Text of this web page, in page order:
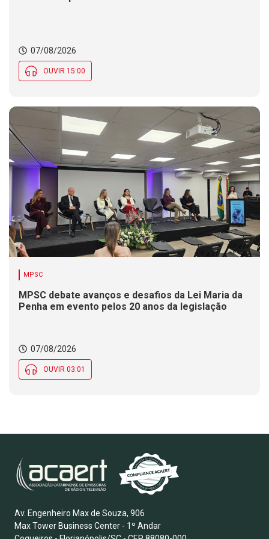
07/08/2026
OUVIR 15:00
MPSC
MPSC debate avanços e desafios da Lei Maria da
Penha em evento pelos 20 anos da legislação
07/08/2026
OUVIR 03:01
Av. Engenheiro Max de Souza, 906
Max Tower Business Center - 1º Andar